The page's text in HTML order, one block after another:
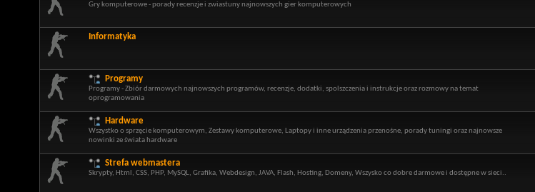
Gry komputerowe - porady recenzje i zwiastuny najnowszych gier komputerowych
Informatyka
Programy
Programy - Zbiór darmowych najnowszych programów, recenzje, dodatki, spolszczenia i instrukcje oraz rozmowy na temat
oprogramowania
Hardware
Wszystko o sprzęcie komputerowym, Zestawy komputerowe, Laptopy i inne urządzenia przenośne, porady tuningi oraz najnowsze
nowinki ze świata hardware
Strefa webmastera
Skrypty, Html, CSS, PHP, MySQL, Grafika, Webdesign, JAVA, Flash, Hosting, Domeny, Wszysko co dobre darmowe i dostępne w sieci..